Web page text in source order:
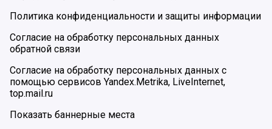
Политика конфиденциальности и защиты информации
Согласие на обработку персональных данных
обратной связи
Согласие на обработку персональных данных с
помощью сервисов Yandex.Metrika, LiveInternet,
top.mail.ru
Показать баннерные места